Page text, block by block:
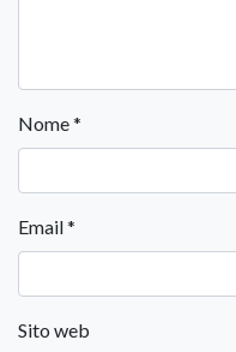
Nome*
Email*
Sito web